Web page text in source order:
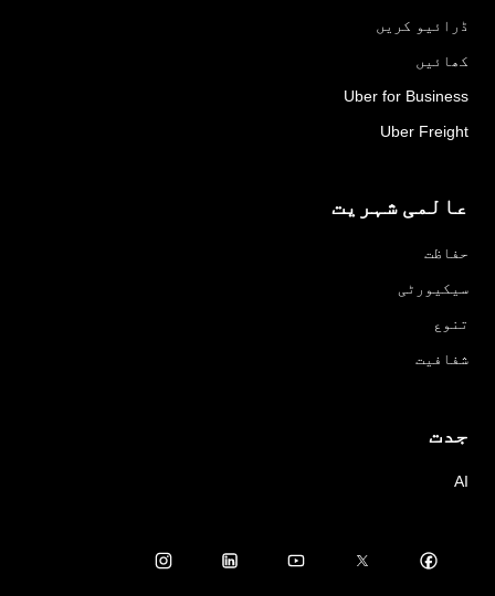
ڈرائیو کریں
کھائیں
Uber for Business
Uber Freight
عالمی شہریت
حفاظت
سیکیورٹی
تنوع
شفافیت
جدت
AI